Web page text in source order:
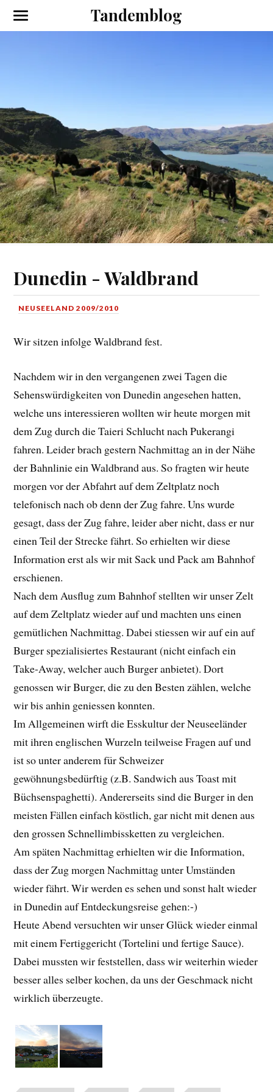
Tandemblog
Dunedin - Waldbrand
NEUSEELAND 2009/2010
Wir sitzen infolge Waldbrand fest.
Nachdem wir in den vergangenen zwei Tagen die
Sehenswürdigkeiten von Dunedin angesehen hatten,
welche uns interessieren wollten wir heute morgen mit
dem Zug durch die Taieri Schlucht nach Pukerangi
fahren. Leider brach gestern Nachmittag an in der Nähe
der Bahnlinie ein Waldbrand aus. So fragten wir heute
morgen vor der Abfahrt auf dem Zeltplatz noch
telefonisch nach ob denn der Zug fahre. Uns wurde
gesagt, dass der Zug fahre, leider aber nicht, dass er nur
einen Teil der Strecke fährt. So erhielten wir diese
Information erst als wir mit Sack und Pack am Bahnhof
erschienen.
Nach dem Ausflug zum Bahnhof stellten wir unser Zelt
auf dem Zeltplatz wieder auf und machten uns einen
gemütlichen Nachmittag. Dabei stiessen wir auf ein auf
Burger spezialisiertes Restaurant (nicht einfach ein
Take-Away, welcher auch Burger anbietet). Dort
genossen wir Burger, die zu den Besten zählen, welche
wir bis anhin geniessen konnten.
Im Allgemeinen wirft die Esskultur der Neuseeländer
mit ihren englischen Wurzeln teilweise Fragen auf und
ist so unter anderem für Schweizer
gewöhnungsbedürftig (z.B. Sandwich aus Toast mit
Büchsenspaghetti). Andererseits sind die Burger in den
meisten Fällen einfach köstlich, gar nicht mit denen aus
den grossen Schnellimbissketten zu vergleichen.
Am späten Nachmittag erhielten wir die Information,
dass der Zug morgen Nachmittag unter Umständen
wieder fährt. Wir werden es sehen und sonst halt wieder
in Dunedin auf Entdeckungsreise gehen:-)
Heute Abend versuchten wir unser Glück wieder einmal
mit einem Fertiggericht (Tortelini und fertige Sauce).
Dabei mussten wir feststellen, dass wir weiterhin wieder
besser alles selber kochen, da uns der Geschmack nicht
wirklich überzeugte.